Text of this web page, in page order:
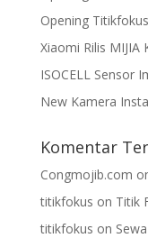
Opening
Xiaomi Rilis MIJIA
ISOCELL Sensor
New Kamera
Komentar
Congmojib.com
titikfokus on Titik
titikfokus on